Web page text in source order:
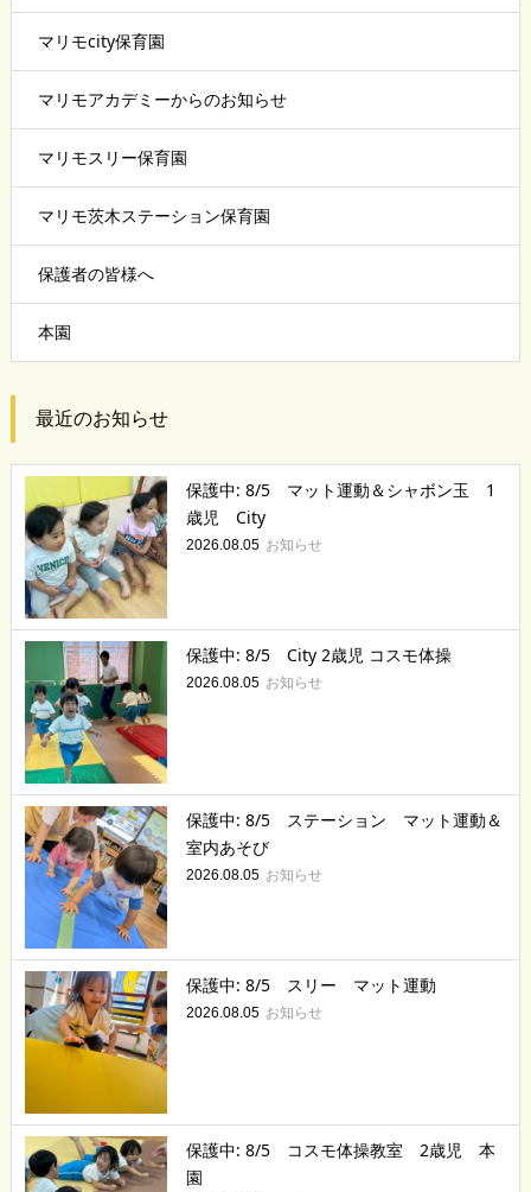
マリモcity保育園
マリモアカデミーからのお知らせ
マリモスリー保育園
マリモ茨木ステーション保育園
保護者の皆様へ
本園
最近のお知らせ
保護中: 8/5 マット運動＆シャボン玉 1
歳児 City
2026.08.05 お知らせ
保護中: 8/5 City 2歳児 コスモ体操
2026.08.05 お知らせ
保護中: 8/5 ステーション マット運動＆
室内あそび
2026.08.05 お知らせ
保護中: 8/5 スリー マット運動
2026.08.05 お知らせ
保護中: 8/5 コスモ体操教室 2歳児 本
園